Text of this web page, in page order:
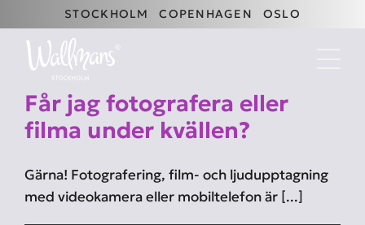
till
innehållet
STOCKHOLM COPENHAGEN OSLO
Får jag fotografera eller
filma under kvällen?
Gärna! Fotografering, film- och ljudupptagning
med videokamera eller mobiltelefon är [...]